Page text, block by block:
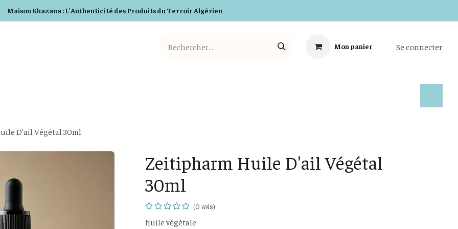
Maison Khazana : L'Authenticité des Produits du Terroir Algérien
Mon panier Se connecter
D'ail Végétal 30ml
Zeitipharm Huile D'ail Végétal
30ml
(0 avis)
huile végétale